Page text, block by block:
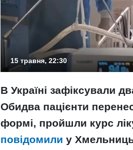
15 травня, 22:30
В Україні зафіксували
Обидва пацієнти
формі, пройшли курс
повідомили у